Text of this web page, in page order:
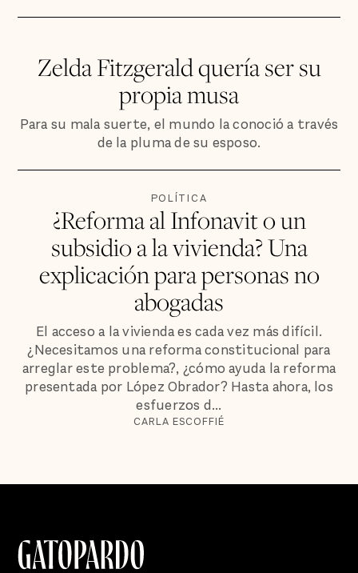
Zelda Fitzgerald quería ser su
propia musa
Para su mala suerte, el mundo la conoció a través
de la pluma de su esposo.
POLÍTICA
¿Reforma al Infonavit o un
subsidio a la vivienda? Una
explicación para personas no
abogadas
El acceso a la vivienda es cada vez más difícil.
¿Necesitamos una reforma constitucional para
arreglar este problema?, ¿cómo ayuda la reforma
presentada por López Obrador? Hasta ahora, los
esfuerzos d...
CARLA ESCOFFIÉ